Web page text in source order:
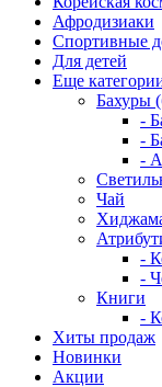
Афродизиаки
Спортивные
Для детей
Еще
Бахуры
-
-
-
Чай
-
-
Книги
-
Хиты продаж
Новинки
Акции